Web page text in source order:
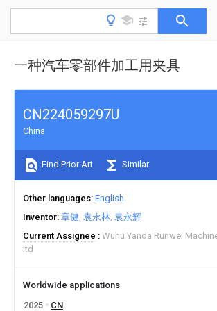
一种汽车零部件加工用夹具
CN224059297U
China
Find Prior Art Similar
Other languages English
Inventor 章健 袁永林 袁永辉
Current Assignee
Wuhu Yanda Runwei
ltd
Worldwide applications
2025
CN